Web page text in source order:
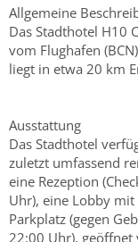
Allgemeine
Das Stadthotel H10
vom Flughafen
liegt in etwa 20 km
Ausstattung
Das Stadthotel
zuletzt umfassend
eine Rezeption
Uhr), eine Lobby
Parkplatz (gegen
22:00 Uhr),